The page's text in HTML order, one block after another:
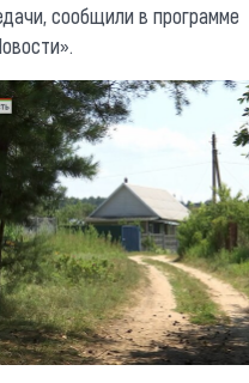
сообщили в программе